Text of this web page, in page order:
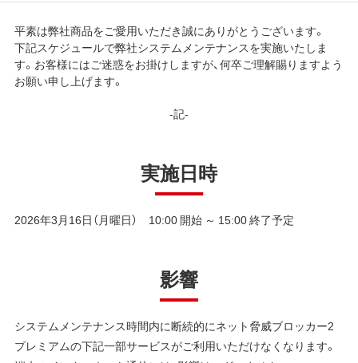
平素は弊社商品をご愛用いただき誠にありがとうございます。
下記スケジュールで弊社システムメンテナンスを実施いたしま
す。お客様にはご迷惑をお掛けしますが、何卒ご理解賜りますよう
お願い申し上げます。
-記-
実施日時
2026年3月16日（月曜日） 10:00 開始 ～ 15:00 終了予定
影響
システムメンテナンス時間内に断続的にネット脅威ブロッカー2
プレミアムの下記一部サービスがご利用いただけなくなります。